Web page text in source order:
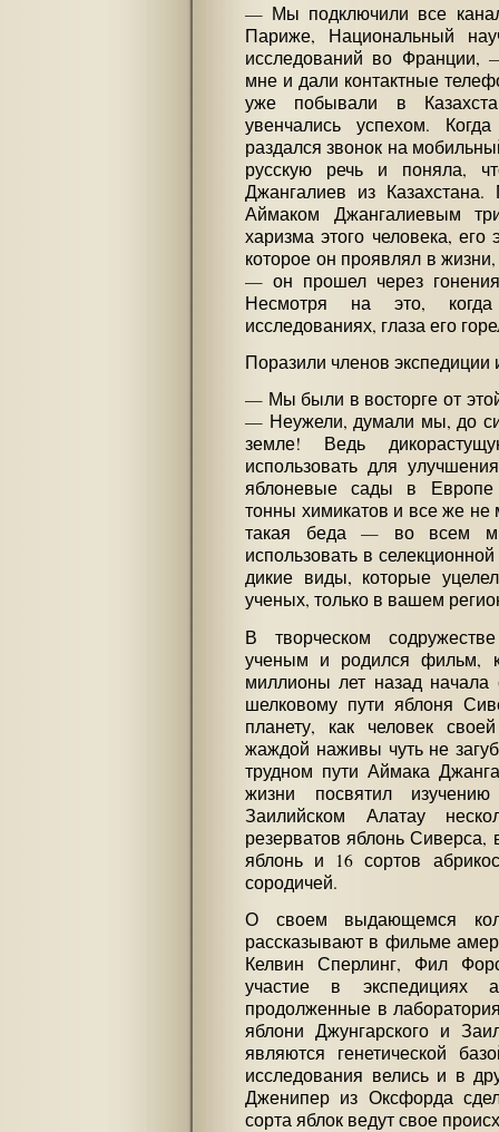
— Мы подключили все
Париже, Национальный
исследований во Франции,
мне и дали контактные
уже побывали в
увенчались успехом.
раздался звонок на
русскую речь и поняла,
Джангалиев из
Аймаком Джангалиевым
харизма этого человека, его
которое он проявлял в
— он прошел через
Несмотря на это,
исследованиях, глаза его
Поразили членов экспедиции
— Мы были в восторге от
— Неужели, думали мы, до
земле! Ведь
использовать для
яблоневые сады в Европе
тонны химикатов и все же не
такая беда — во всем
использовать в
дикие виды, которые
ученых, только в вашем
В творческом
ученым и родился фильм,
миллионы лет назад
шелковому пути яблоня
планету, как человек
жаждой наживы чуть не
трудном пути Аймака
жизни посвятил
Заилийском Алатау
резерватов яблонь Сиверса,
яблонь и 16 сортов
сородичей.
О своем выдающемся
рассказывают в фильме
Келвин Сперлинг, Фил
участие в экспедициях
продолженные в
яблони Джунгарского и
являются генетической
исследования велись и в
Дженипер из Оксфорда
сорта яблок ведут свое